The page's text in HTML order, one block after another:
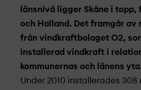
länsnivå ligger Skåne i topp,
och Halland. Det framgår av
från vindkraftbolaget O2,
installerad vindkraft i
kommunernas och länens
Under 2010 installerades 308